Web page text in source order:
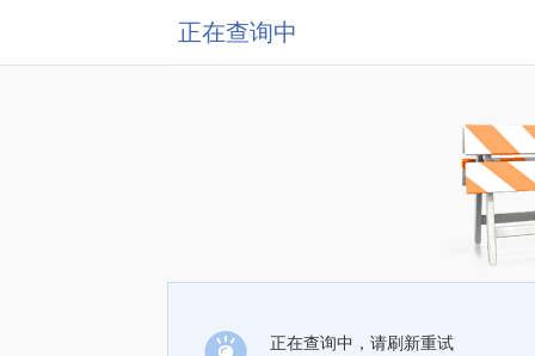
正在查询中
正在查询中，请刷新重试